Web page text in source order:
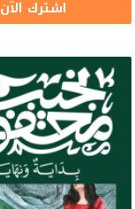
اشترك الآن